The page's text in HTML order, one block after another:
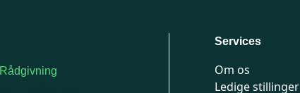
Rådgivning
Services
Om os
Ledige stillinger